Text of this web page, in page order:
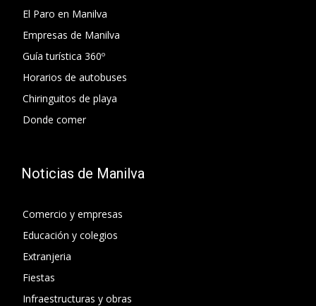
El Paro en Manilva
Empresas de Manilva
Guía turística 360º
Horarios de autobuses
Chiringuitos de playa
Donde comer
Noticias de Manilva
Comercio y empresas
Educación y colegios
Extranjeria
Fiestas
Infraestructuras y obras